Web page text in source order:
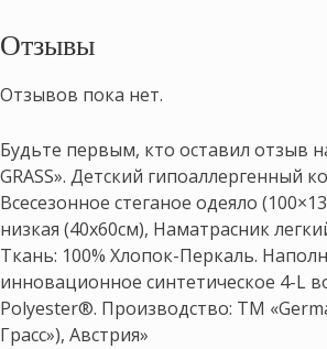
Отзывы
Отзывов пока нет.
Будьте первым, кто оставил отзыв
GRASS». Детский гипоаллергенный
Всесезонное стеганое одеяло
низкая (40х60см), Наматрасник
Ткань: 100% Хлопок-Перкаль.
инновационное синтетическое 4-L
Polyester®. Производство: ТМ
Грасс»), Австрия»